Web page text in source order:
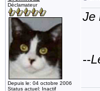
Déclamateur
Depuis le: 04 octobre 2006
Status actuel: Inactif
Je
--